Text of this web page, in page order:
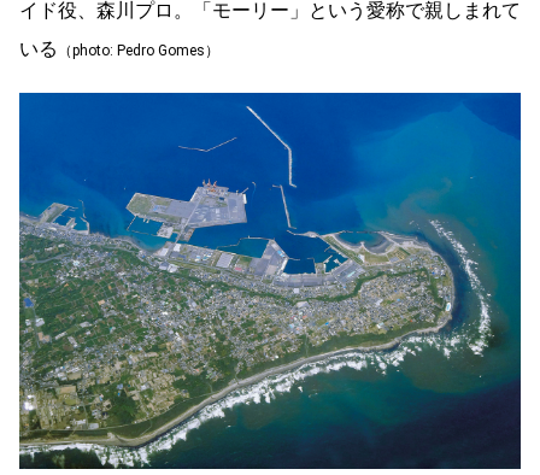
イド役、森川プロ。「モーリー」という愛称で親しまれて
いる
（photo: Pedro Gomes）